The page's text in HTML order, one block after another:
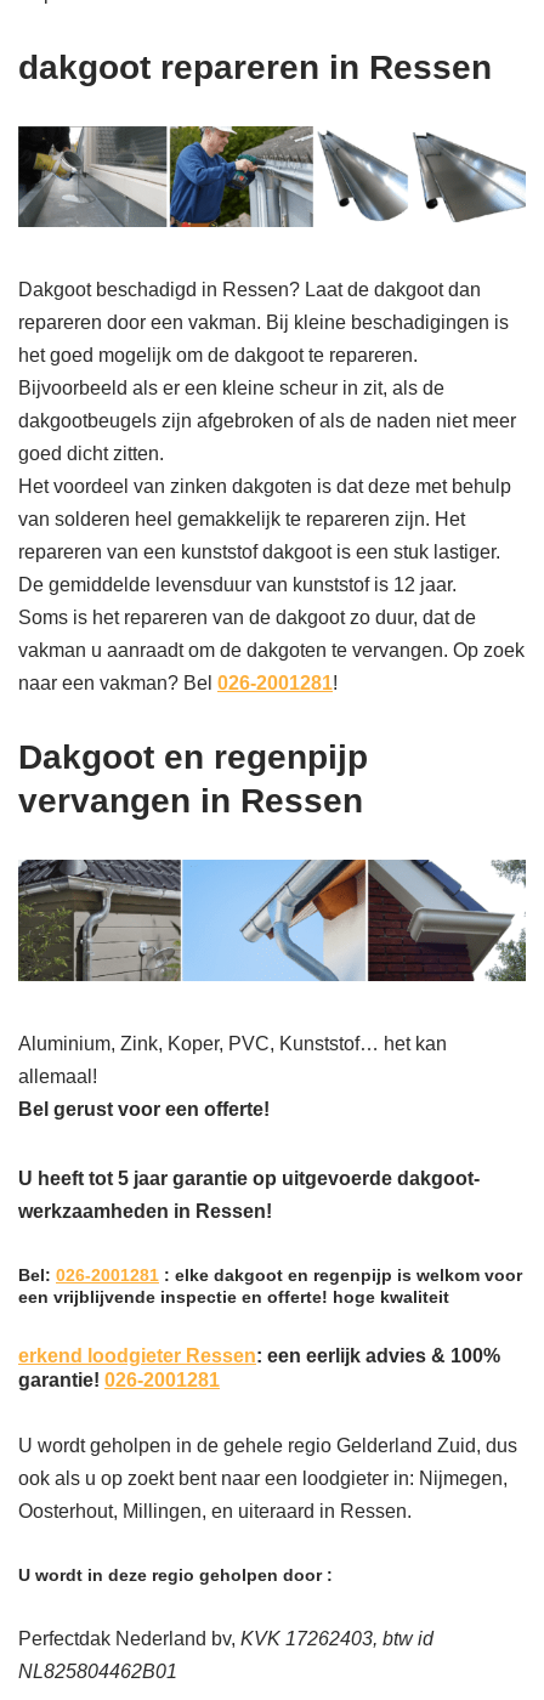
dakgoot repareren in Ressen
Dakgoot beschadigd in Ressen? Laat de dakgoot dan
repareren door een vakman. Bij kleine beschadigingen is
het goed mogelijk om de dakgoot te repareren.
Bijvoorbeeld als er een kleine scheur in zit, als de
dakgootbeugels zijn afgebroken of als de naden niet meer
goed dicht zitten.
Het voordeel van zinken dakgoten is dat deze met behulp
van solderen heel gemakkelijk te repareren zijn. Het
repareren van een kunststof dakgoot is een stuk lastiger.
De gemiddelde levensduur van kunststof is 12 jaar.
Soms is het repareren van de dakgoot zo duur, dat de
vakman u aanraadt om de dakgoten te vervangen. Op zoek
naar een vakman? Bel 026-2001281!
Dakgoot en regenpijp
vervangen in Ressen
Aluminium, Zink, Koper, PVC, Kunststof… het kan
allemaal!
Bel gerust voor een offerte!
U heeft tot 5 jaar garantie op uitgevoerde dakgoot-
werkzaamheden in Ressen!
Bel: 026-2001281 : elke dakgoot en regenpijp is welkom voor
een vrijblijvende inspectie en offerte! hoge kwaliteit
erkend loodgieter Ressen: een eerlijk advies & 100%
garantie! 026-2001281
U wordt geholpen in de gehele regio Gelderland Zuid, dus
ook als u op zoekt bent naar een loodgieter in: Nijmegen,
Oosterhout, Millingen, en uiteraard in Ressen.
U wordt in deze regio geholpen door :
Perfectdak Nederland bv, KVK 17262403, btw id
NL825804462B01